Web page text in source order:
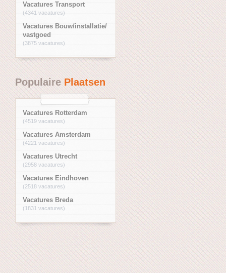
Vacatures Transport
(4341 vacatures)
Vacatures Bouw/installatie/
vastgoed
(3875 vacatures)
PopulairePlaatsen
Vacatures Rotterdam
(4519 vacatures)
Vacatures Amsterdam
(4221 vacatures)
Vacatures Utrecht
(2958 vacatures)
Vacatures Eindhoven
(2518 vacatures)
Vacatures Breda
(1831 vacatures)